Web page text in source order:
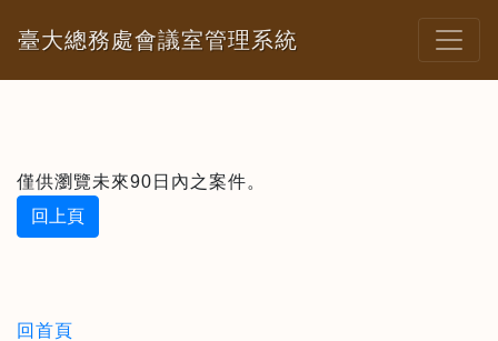
臺大總務處會議室管理系統
僅供瀏覽未來90日內之案件。
回上頁
回首頁